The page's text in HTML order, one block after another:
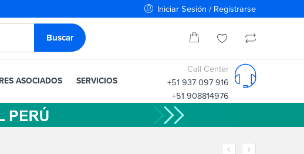
Iniciar Sesión / Registrarse
ASOCIADOS SERVICIOS
Call Center
+51 937 097 916
+51 908814976